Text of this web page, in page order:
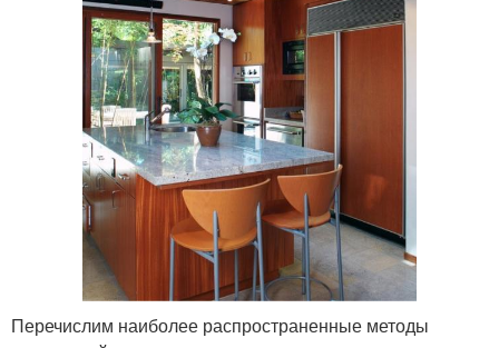
Перечислим наиболее распространенные методы